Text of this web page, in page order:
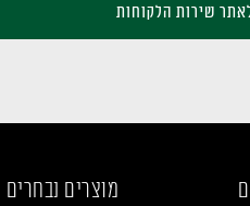
שירות הלקוחות
מוצרים נבחרים